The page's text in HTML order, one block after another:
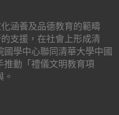
涵養及品德教育的範疇
支援，在社會上形成清
學中心聯同清華大學中國
推動「禮儀文明教育項